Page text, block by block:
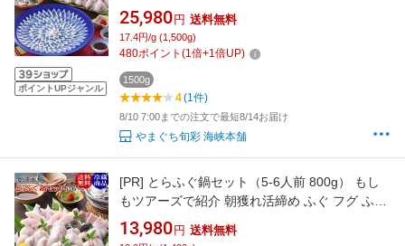
ポイントUPジャンル
ぐ鍋 お中元 ギフト お取り寄せグルメ 山口県
25,980円 送料無料
17.4円/g (1,500g)
480ポイント (1 倍+1 倍UP)
1500g
4(1件)
8/10 7:00までの注文で最短8/14お届け
やまぐち旬彩 海峡本舗
[PR] とらふぐ鍋セット（5-6人前 800g） もし
もツアーズで紹介 朝獲れ活締め ふぐ フグ ふぐ
ちり てっちり ふぐ鍋 お歳暮 ギフト お取り寄せ
グルメ 山口県
13,980円 送料無料